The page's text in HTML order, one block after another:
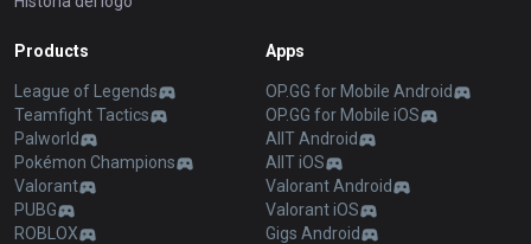
Products
League of Legends
Teamfight Tactics
Palworld
Pokémon Champions
Valorant
PUBG
ROBLOX
Apps
OP.GG for Mobile Android
OP.GG for Mobile iOS
AllT Android
AllT iOS
Valorant Android
Valorant iOS
Gigs Android